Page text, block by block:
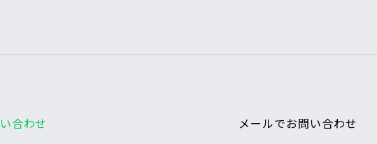
合わせ メールでお問い合わせ